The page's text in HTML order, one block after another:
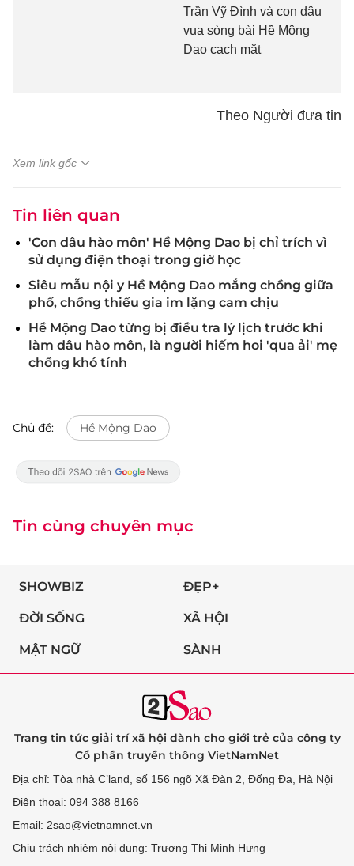
Trần Vỹ Đình và con dâu
vua sòng bài Hề Mộng
Dao cạch mặt
Theo Người đưa tin
Xem link gốc
Tin liên quan
'Con dâu hào môn' Hề Mộng Dao bị chỉ trích vì
sử dụng điện thoại trong giờ học
Siêu mẫu nội y Hề Mộng Dao mắng chồng giữa
phố, chồng thiếu gia im lặng cam chịu
Hề Mộng Dao từng bị điều tra lý lịch trước khi
làm dâu hào môn, là người hiếm hoi 'qua ải' mẹ
chồng khó tính
Chủ đề: Hề Mộng Dao
Tin cùng chuyên mục
SHOWBIZ ĐẸP+
ĐỜI SỐNG XÃ HỘI
MẬT NGỮ SÀNH
Trang tin tức giải trí xã hội dành cho giới trẻ của công ty
Cổ phần truyền thông VietNamNet
Địa chỉ: Tòa nhà C’land, số 156 ngõ Xã Đàn 2, Đống Đa, Hà Nội
Điện thoại: 094 388 8166
Email: 2sao@vietnamnet.vn
Chịu trách nhiệm nội dung: Trương Thị Minh Hưng